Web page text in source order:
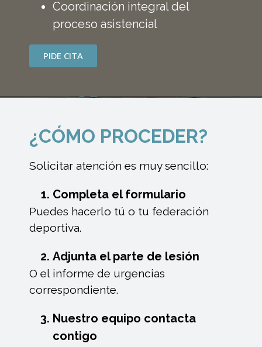
Coordinación integral del
proceso asistencial
PIDE CITA
¿CÓMO PROCEDER?
Solicitar atención es muy sencillo:
Completa el formulario
Puedes hacerlo tú o tu federación
deportiva.
Adjunta el parte de lesión
O el informe de urgencias
correspondiente.
Nuestro equipo contacta
contigo